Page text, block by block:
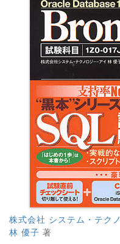
株式会社 システム・テク
林 優子 著